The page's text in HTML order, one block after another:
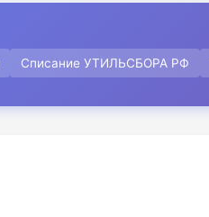
Списание УТИЛЬСБОРА РФ